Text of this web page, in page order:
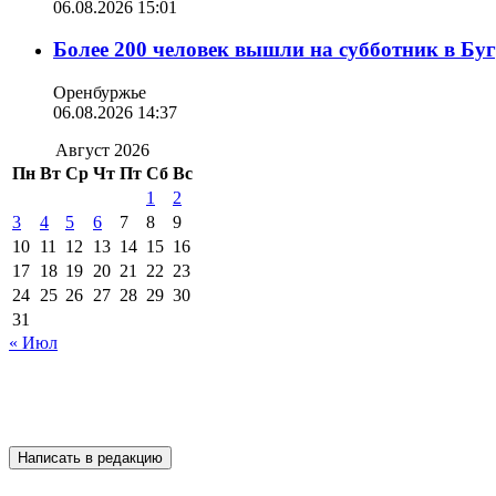
06.08.2026 15:01
Более 200 человек вышли на субботник в
Оренбуржье
06.08.2026 14:37
Август 2026
Пн Вт Ср Чт Пт Сб Вс
1
2
3
4 5 6 7 8
9
10 11 12 13 14 15 16
17 18 19 20 21 22 23
24 25 26 27 28 29 30
31
« Июл
Написать в редакцию